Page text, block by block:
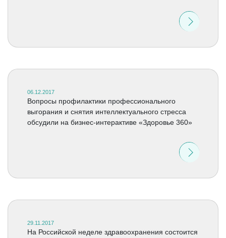
06.12.2017
Вопросы профилактики профессионального
выгорания и снятия интеллектуального стресса
обсудили на бизнес-интерактиве «Здоровье 360»
29.11.2017
На Российской неделе здравоохранения состоится